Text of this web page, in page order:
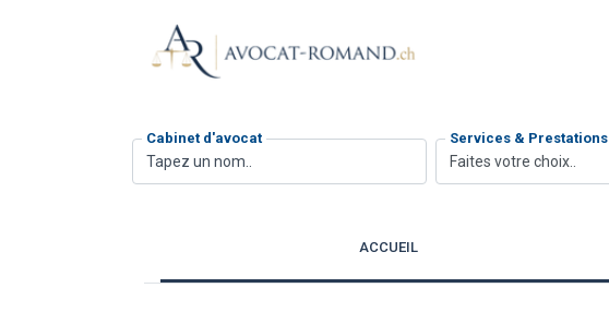
Cabinet d'avocat Services & Prestations
Faites votre choix..
ACCUEIL